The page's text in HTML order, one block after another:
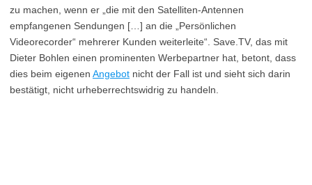
zu machen, wenn er „die mit den Satelliten-Antennen
empfangenen Sendungen […] an die „Persönlichen
Videorecorder“ mehrerer Kunden weiterleite“. Save.TV, das mit
Dieter Bohlen einen prominenten Werbepartner hat, betont, dass
dies beim eigenen Angebot nicht der Fall ist und sieht sich darin
bestätigt, nicht urheberrechtswidrig zu handeln.